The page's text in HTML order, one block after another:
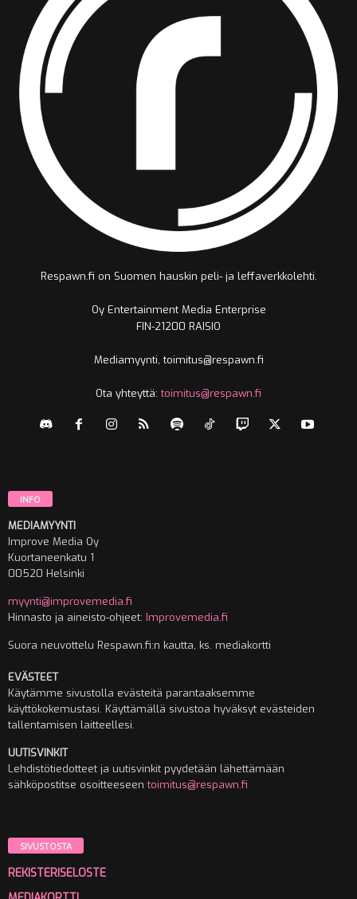
Respawn.fi on Suomen hauskin peli- ja leffaverkkolehti.
Oy Entertainment Media Enterprise
FIN-21200 RAISIO
Mediamyynti, toimitus@respawn.fi
Ota yhteyttä:toimitus@respawn.fi
INFO
MEDIAMYYNTI
Improve Media Oy
Kuortaneenkatu 1
00520 Helsinki
myynti@improvemedia.fi
Hinnasto ja aineisto-ohjeet: Improvemedia.fi
Suora neuvottelu Respawn.fi:n kautta, ks. mediakortti
EVÄSTEET
Käytämme sivustolla evästeitä parantaaksemme
käyttökokemustasi. Käyttämällä sivustoa hyväksyt evästeiden
tallentamisen laitteellesi.
UUTISVINKIT
Lehdistötiedotteet ja uutisvinkit pyydetään lähettämään
sähköpostitse osoitteeseentoimitus@respawn.fi
SIVUSTOSTA
REKISTERISELOSTE